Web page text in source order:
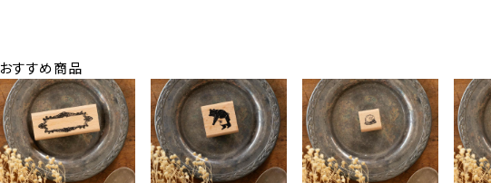
おすすめ商品